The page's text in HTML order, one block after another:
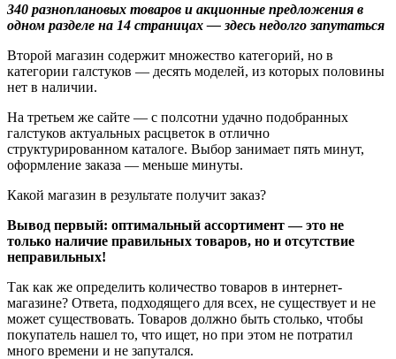
340 разноплановых товаров и акционные предложения в
одном разделе на 14 страницах — здесь недолго запутаться
Второй магазин содержит множество категорий, но в
категории галстуков — десять моделей, из которых половины
нет в наличии.
На третьем же сайте — с полсотни удачно подобранных
галстуков актуальных расцветок в отлично
структурированном каталоге. Выбор занимает пять минут,
оформление заказа — меньше минуты.
Какой магазин в результате получит заказ?
Вывод первый: оптимальный ассортимент — это не
только наличие правильных товаров, но и отсутствие
неправильных!
Так как же определить количество товаров в интернет-
магазине? Ответа, подходящего для всех, не существует и не
может существовать. Товаров должно быть столько, чтобы
покупатель нашел то, что ищет, но при этом не потратил
много времени и не запутался.